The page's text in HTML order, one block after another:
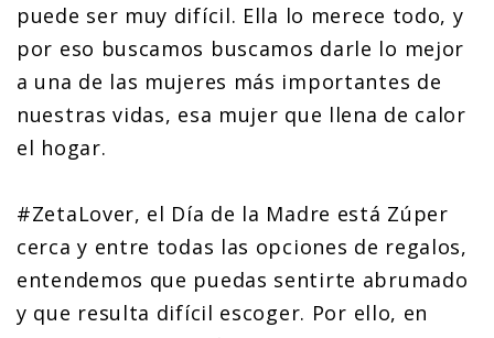
puede ser muy difícil. Ella lo merece todo, y
por eso buscamos buscamos darle lo mejor
a una de las mujeres más importantes de
nuestras vidas, esa mujer que llena de calor
el hogar.
#ZetaLover, el Día de la Madre está Zúper
cerca y entre todas las opciones de regalos,
entendemos que puedas sentirte abrumado
y que resulta difícil escoger. Por ello, en